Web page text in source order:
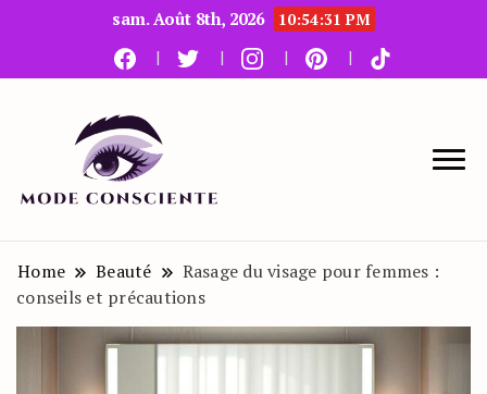
sam. Août 8th, 2026 10:54:32 PM
Le blog beauté et mode
Home Beauté
Rasage du visage pour femmes :
conseils et précautions